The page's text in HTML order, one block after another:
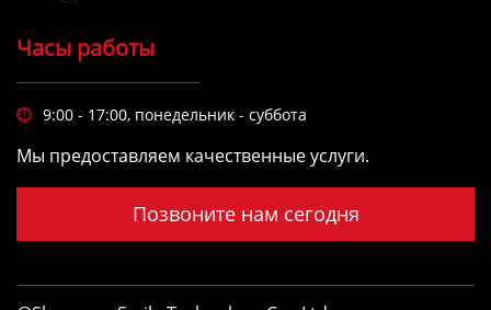
Часы работы
 9:00 - 17:00, понедельник - суббота
Мы предоставляем качественные услуги.
Позвоните нам сегодня